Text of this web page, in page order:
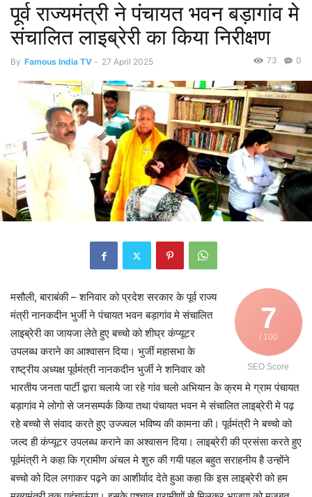
पूर्व राज्यमंत्री ने पंचायत भवन बड़ागांव मे
संचालित लाइब्रेरी का किया निरीक्षण
By Famous India TV - 27 April 2025 0
73
7
/ 100
SEO Score
मसौली, बाराबंकी – शनिवार को प्रदेश सरकार के पूर्व राज्य
मंत्री नानकदीन भुर्जी ने पंचायत भवन बड़ागांव मे संचालित
लाइब्रेरी का जायजा लेते हुए बच्चो को शीघ्र कंप्यूटर
उपलब्ध कराने का आश्वासन दिया। भुर्जी महासभा के
राष्ट्रीय अध्यक्ष पूर्वमंत्री नानकदीन भुर्जी ने शनिवार को
भारतीय जनता पार्टी द्वारा चलाये जा रहे गांव चलो अभियान के क्रम मे ग्राम पंचायत
बड़ागांव मे लोगो से जनसम्पर्क किया तथा पंचायत भवन मे संचालित लाइब्रेरी मे पढ़
रहे बच्चो से संवाद करते हुए उज्ज्वल भविष्य की कामना की। पूर्वमंत्री ने बच्चो को
जल्द ही कंप्यूटर उपलब्ध कराने का अश्वासन दिया। लाइब्रेरी की प्रसंसा करते हुए
पूर्वमंत्री ने कहा कि ग्रामीण अंचल मे शुरु की गयी पहल बहुत सराहनीय है उन्होंने
बच्चो को दिल लगाकर पढ़ने का आशीर्वाद देते हुआ कहा कि इस लाइब्रेरी को हम